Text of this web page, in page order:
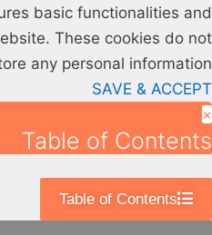
basic functionalities and
These cookies do not
any personal information.
SAVE & ACCEPT
×
Table of Contents
Table of Contents